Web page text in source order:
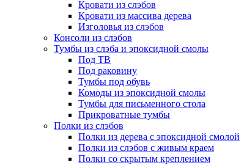
Кровати из слэбов
Кровати из массива дерева
Изголовья из слэбов
Консоли из слэбов
Тумбы из слэба и эпоксидной смолы
Под ТВ
Под раковину
Тумбы под обувь
Комоды из эпоксидной смолы
Тумбы для письменного стола
Прикроватные тумбы
Полки из слэбов
Полки из дерева с эпоксидной смолой
Полки из слэбов с живым краем
Полки со скрытым креплением